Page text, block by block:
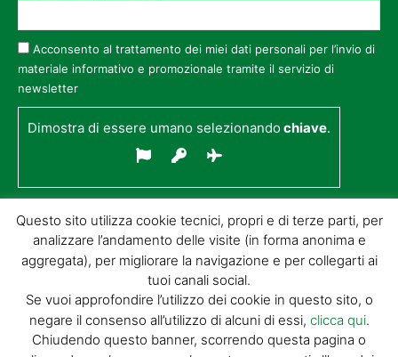
Acconsento al trattamento dei miei dati personali per l’invio di
materiale informativo e promozionale tramite il servizio di
newsletter
Dimostra di essere umano selezionandochiave.
© GIORGIO TESI EDITRICE S.R.L. | P.IVA
01732650476 | VIA DI BADIA 14 – 51100 LOC.
Questo sito utilizza cookie tecnici, propri e di terze parti, per
analizzare l’andamento delle visite (in forma anonima e
aggregata), per migliorare la navigazione e per collegarti ai
tuoi canali social.
Se vuoi approfondire l’utilizzo dei cookie in questo sito, o
negare il consenso all’utilizzo di alcuni di essi, clicca qui.
Chiudendo questo banner, scorrendo questa pagina o